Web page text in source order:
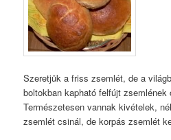
Szeretjük a friss zsemlét, de a
boltokban kapható felfújt
Természetesen vannak kivételek,
zsemlét csinál, de korpás zsemlét